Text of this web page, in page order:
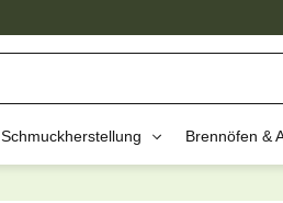
Schmuckherstellung Brennöfen &